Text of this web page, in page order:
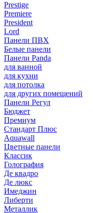
Prestige
Premiere
President
Lord
Панели ПВХ
Белые панели
Панели Panda
для ванной
для кухни
для потолка
для других помещений
Панели Регул
Бюджет
Премиум
Стандарт Плюс
Aquawall
Цветные панели
Классик
Голография
Де квадро
Де люкс
Имеджин
Либерти
Металлик